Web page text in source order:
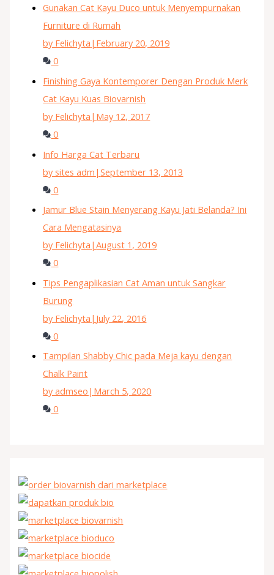
Gunakan Cat Kayu Duco untuk Menyempurnakan
Furniture di Rumah
by Felichyta | February 20, 2019
0
Finishing Gaya Kontemporer Dengan Produk Merk
Cat Kayu Kuas Biovarnish
by Felichyta | May 12, 2017
0
Info Harga Cat Terbaru
by sites adm |September 13, 2013
0
Jamur Blue Stain Menyerang Kayu Jati Belanda? Ini
Cara Mengatasinya
by Felichyta |August 1, 2019
0
Tips Pengaplikasian Cat Aman untuk Sangkar
Burung
by Felichyta | July 22, 2016
0
Tampilan Shabby Chic pada Meja kayu dengan
Chalk Paint
by admseo | March 5, 2020
0